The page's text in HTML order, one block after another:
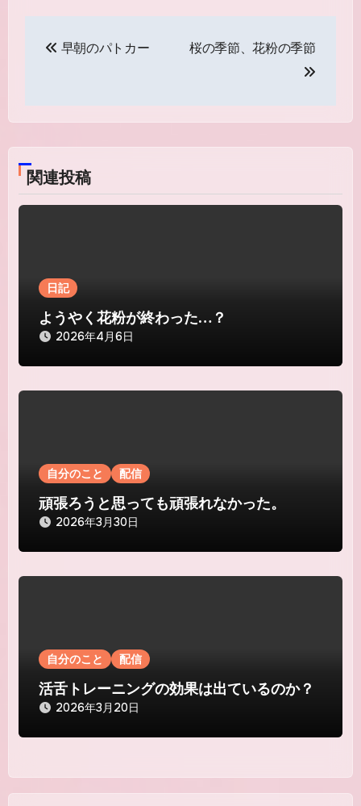
稿
ビ
ゲ
ー
ン
早朝のパトカー 桜の季節、花粉の季節
関連投稿
日記
ようやく花粉が終わった…？
2026年4月6日
自分のこと 配信
頑張ろうと思っても頑張れなかった。
2026年3月30日
自分のこと 配信
活舌トレーニングの効果は出ているのか？
2026年3月20日